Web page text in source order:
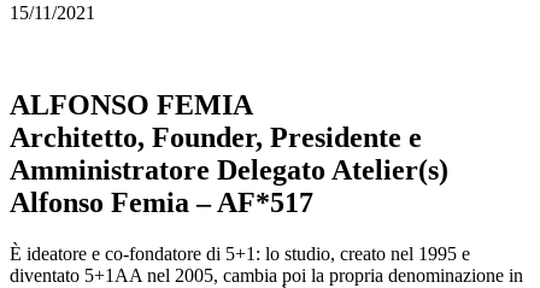
15/11/2021
ALFONSO FEMIA
Architetto, Founder, Presidente e
Amministratore Delegato Atelier(s)
Alfonso Femia – AF*517
È ideatore e co-fondatore di 5+1: lo studio, creato nel 1995 e
diventato 5+1AA nel 2005, cambia poi la propria denominazione in